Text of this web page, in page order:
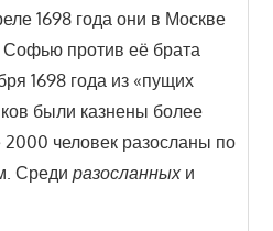
1698 года они в Москве
Софью против её брата
1698 года из «пущих
были казнены более
человек разосланы по
Средиразосланныхи